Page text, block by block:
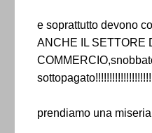
e soprattutto devono
ANCHE IL SETTORE
sottopagato!!!!!!!!!!!!!!!!!!!!
prendiamo una miseria